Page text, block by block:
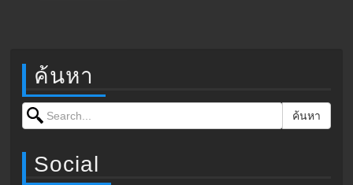
ค้นหา
Search for: ค้นหา
Social